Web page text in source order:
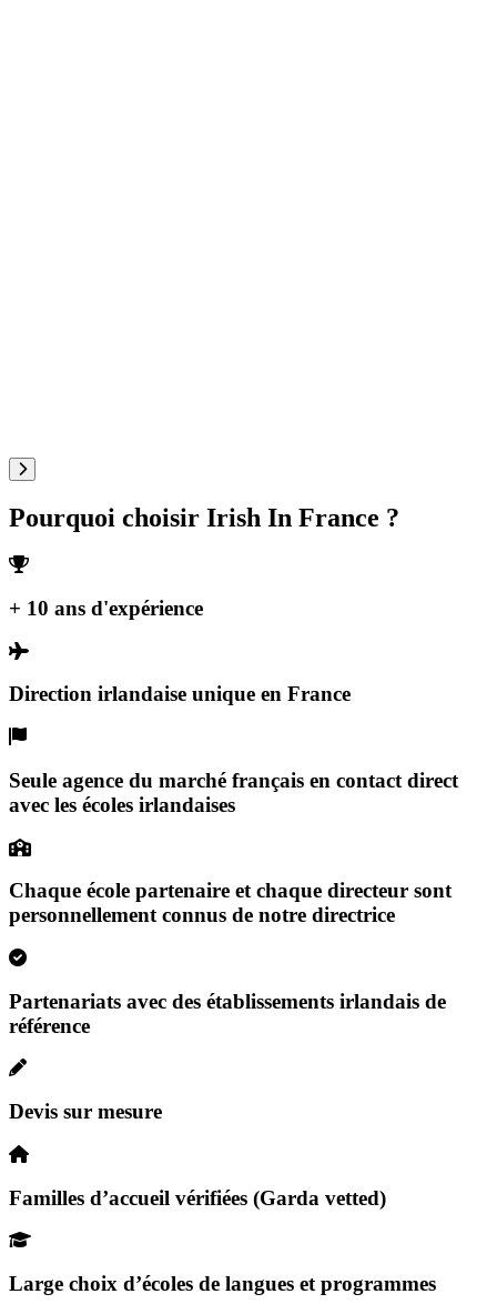
Pourquoi choisir Irish In France ?
+ 10 ans d'expérience
Direction irlandaise unique en France
Seule agence du marché français en contact direct
avec les écoles irlandaises
Chaque école partenaire et chaque directeur sont
personnellement connus de notre directrice
Partenariats avec des établissements irlandais de
référence
Devis sur mesure
Familles d’accueil vérifiées (Garda vetted)
Large choix d’écoles de langues et programmes